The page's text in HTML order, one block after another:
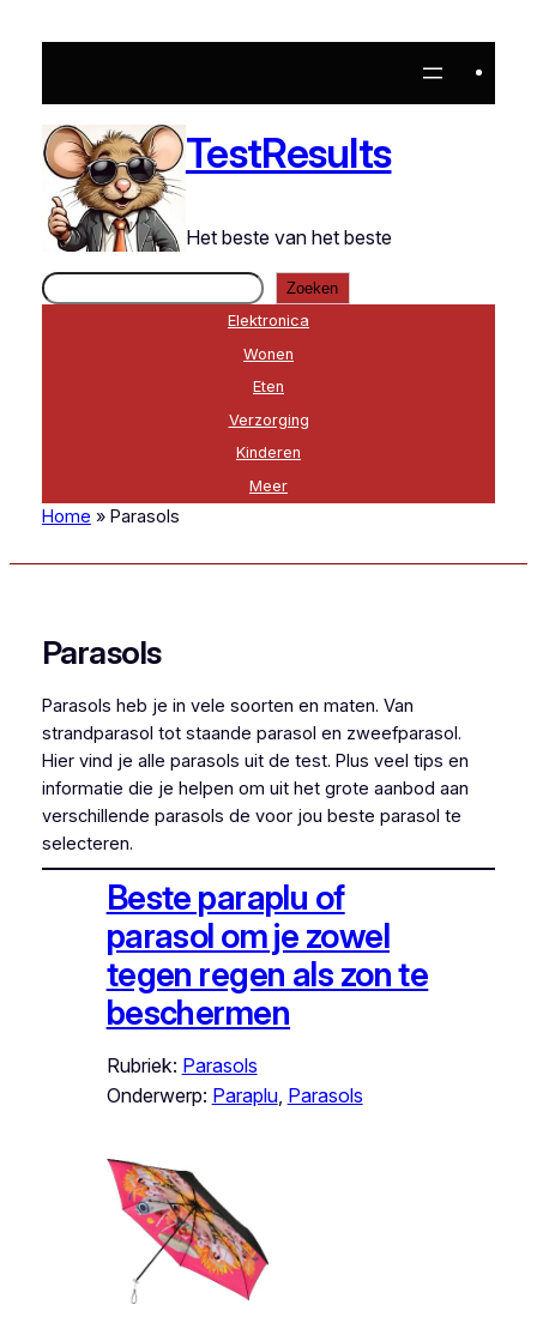
TestResults
Het beste van het beste
Zoeken
Zoeken
Elektronica
Wonen
Eten
Verzorging
Kinderen
Meer
Home »Parasols
Parasols
Parasols heb je in vele soorten en maten. Van
strandparasol tot staande parasol en zweefparasol.
Hier vind je alle parasols uit de test. Plus veel tips en
informatie die je helpen om uit het grote aanbod aan
verschillende parasols de voor jou beste parasol te
selecteren.
Beste paraplu of
parasol om je zowel
tegen regen als zon te
beschermen
Rubriek: Parasols
Onderwerp: Paraplu, Parasols